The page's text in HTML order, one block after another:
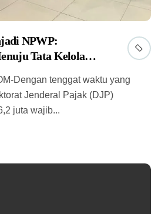
NPWP:
Tata Kelola
Jenderal Pajak (DJP)
juta wajib...